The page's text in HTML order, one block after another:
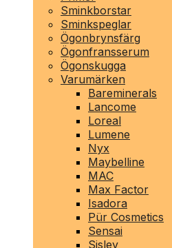
Sminkborstar
Sminkspeglar
Ögonbrynsfärg
Ögonfransserum
Ögonskugga
Varumärken
Bareminerals
Lancome
Loreal
Lumene
Nyx
Maybelline
MAC
Max Factor
Isadora
Pür Cosmetics
Sensai
Sisley